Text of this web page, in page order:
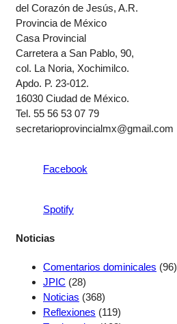
del Corazón de Jesús, A.R.
Provincia de México
Casa Provincial
Carretera a San Pablo, 90,
col. La Noria, Xochimilco.
Apdo. P. 23-012.
16030 Ciudad de México.
Tel. 55 56 53 07 79
secretarioprovincialmx@gmail.com
Facebook
Spotify
Noticias
Comentarios dominicales (96)
JPIC (28)
Noticias (368)
Reflexiones (119)